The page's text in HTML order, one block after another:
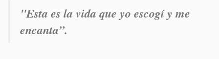
"Esta es la vida que yo escogí y me
encanta”.